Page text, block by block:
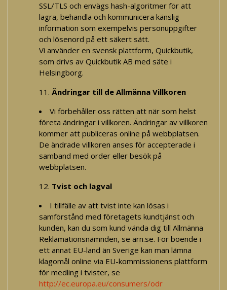
SSL/TLS och envägs hash-algoritmer för att
lagra, behandla och kommunicera känslig
information som exempelvis personuppgifter
och lösenord på ett säkert sätt.
Vi använder en svensk plattform, Quickbutik,
som drivs av Quickbutik AB med säte i
Helsingborg.
Ändringar till de Allmänna Villkoren
Vi förbehåller oss rätten att när som helst
företa ändringar i villkoren. Ändringar av villkoren
kommer att publiceras online på webbplatsen.
De ändrade villkoren anses för accepterade i
samband med order eller besök på
webbplatsen.
Tvist och lagval
I tillfälle av att tvist inte kan lösas i
samförstånd med företagets kundtjänst och
kunden, kan du som kund vända dig till Allmänna
Reklamationsnämnden, se arn.se. För boende i
ett annat EU-land än Sverige kan man lämna
klagomål online via EU-kommissionens plattform
för medling i tvister, se
http://ec.europa.eu/consumers/odr